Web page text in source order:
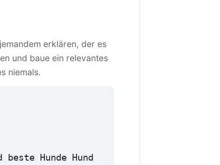
erklären, der es
und baue ein relevantes
niemals.
Hunde Hund